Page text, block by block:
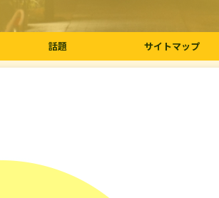
話題 サイトマップ